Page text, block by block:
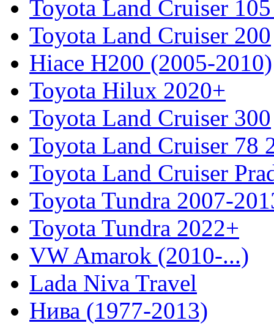
Toyota Land Cruiser
Toyota Land Cruiser 200
Hiace H200 (2005-2010)
Toyota Hilux 2020+
Toyota Land Cruiser 300
Toyota Land Cruiser 78
Toyota Land Cruiser
Toyota Tundra 2007-
Toyota Tundra 2022+
VW Amarok (2010-...)
Lada Niva Travel
Нива (1977-2013)